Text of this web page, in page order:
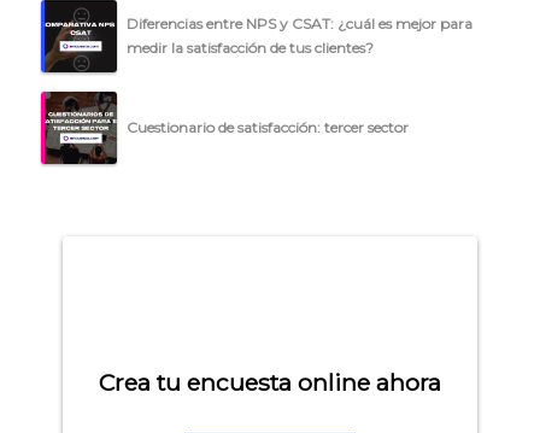
Diferencias entre NPS y CSAT: ¿cuál es mejor para
medir la satisfacción de tus clientes?
Cuestionario de satisfacción: tercer sector
Crea tu encuesta online ahora